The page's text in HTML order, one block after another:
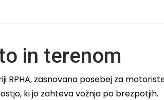
in terenom
RPHA, zasnovana posebej za
ki jo zahteva vožnja po brezpotjih.